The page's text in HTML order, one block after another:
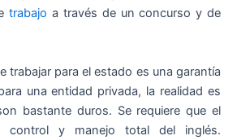
trabajo a través de un concurso y de
trabajar para el estado es una garantía
una entidad privada, la realidad es
bastante duros. Se requiere que el
control y manejo total del inglés.